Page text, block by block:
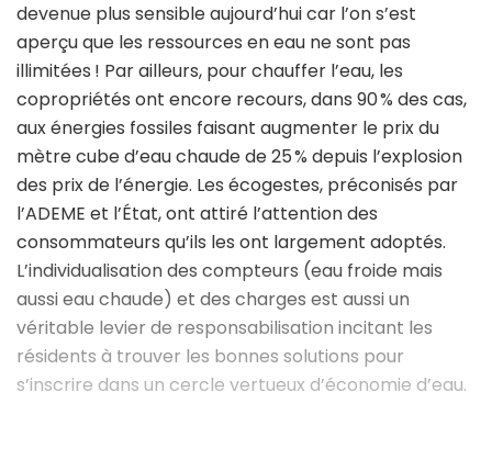
devenue plus sensible aujourd’hui car l’on s’est
aperçu que les ressources en eau ne sont pas
illimitées ! Par ailleurs, pour chauffer l’eau, les
copropriétés ont encore recours, dans 90 % des cas,
aux énergies fossiles faisant augmenter le prix du
mètre cube d’eau chaude de 25 % depuis l’explosion
des prix de l’énergie. Les écogestes, préconisés par
l’ADEME et l’État, ont attiré l’attention des
consommateurs qu’ils les ont largement adoptés.
L’individualisation des compteurs (eau froide mais
aussi eau chaude) et des charges est aussi un
véritable levier de responsabilisation incitant les
résidents à trouver les bonnes solutions pour
s’inscrire dans un cercle vertueux d’économie d’eau.